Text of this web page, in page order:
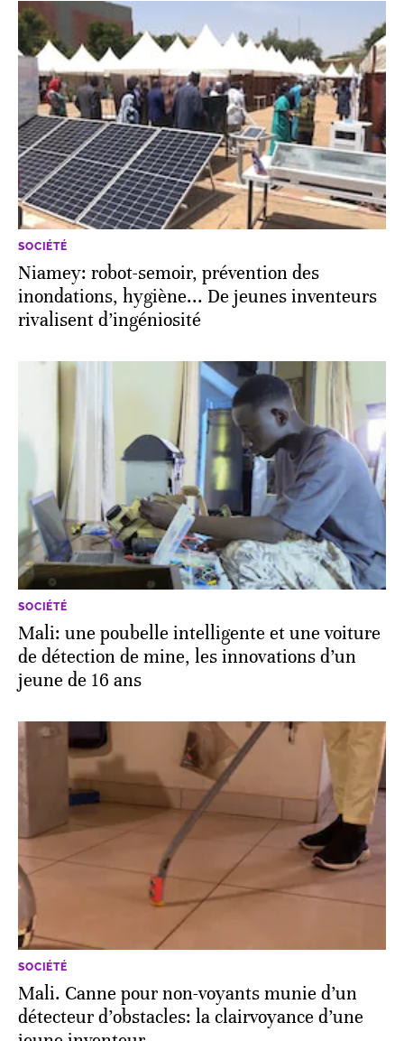
SOCIÉTÉ
Niamey: robot-semoir, prévention des
inondations, hygiène... De jeunes inventeurs
rivalisent d’ingéniosité
SOCIÉTÉ
Mali: une poubelle intelligente et une voiture
de détection de mine, les innovations d’un
jeune de 16 ans
SOCIÉTÉ
Mali. Canne pour non-voyants munie d’un
détecteur d’obstacles: la clairvoyance d’une